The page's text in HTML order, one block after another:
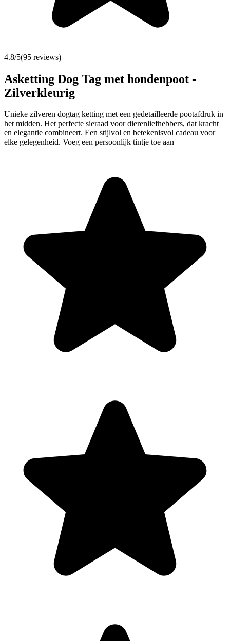
4.8/5(95 reviews)
Asketting Dog Tag met hondenpoot -
Zilverkleurig
Unieke zilveren dogtag ketting met een gedetailleerde pootafdruk in
het midden. Het perfecte sieraad voor dierenliefhebbers, dat kracht
en elegantie combineert. Een stijlvol en betekenisvol cadeau voor
elke gelegenheid. Voeg een persoonlijk tintje toe aan